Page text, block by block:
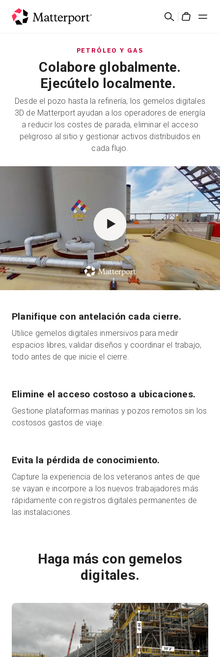
Buscar
Productos
Precios
Recursos
Contacto
Iniciar sesión
Prueba gratuita
+34 910 482 834
PETRÓLEO Y GAS
Colabore globalmente.
Ejecútelo localmente.
Desde el pozo hasta la refinería, los gemelos digitales
3D de Matterport ayudan a los operadores de energía
a reducir los costes de parada, eliminar el acceso
peligroso al sitio y gestionar activos distribuidos en
cada flujo.
POWERED BY
Planifique con antelación cada cierre.
Utilice gemelos digitales inmersivos para medir
espacios libres, validar diseños y coordinar el trabajo,
todo antes de que inicie el cierre.
Elimine el acceso costoso a ubicaciones.
Gestione plataformas marinas y pozos remotos sin los
costosos gastos de viaje.
Evita la pérdida de conocimiento.
Capture la experiencia de los veteranos antes de que
se vayan e incorpore a los nuevos trabajadores más
rápidamente con registros digitales permanentes de
las instalaciones.
Haga más con gemelos
digitales.